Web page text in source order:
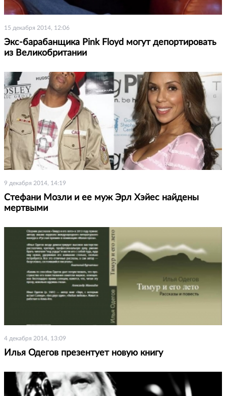
15 декабря 2014, 12:06
Экс-барабанщика Pink Floyd могут депортировать
из Великобритании
9 декабря 2014, 14:19
Стефани Мозли и ее муж Эрл Хэйес найдены
мертвыми
4 декабря 2014, 13:09
Илья Одегов презентует новую книгу